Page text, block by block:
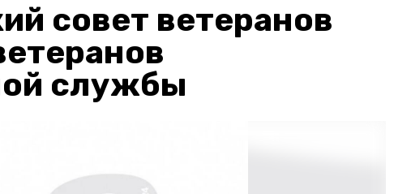
совет ветеранов
службы